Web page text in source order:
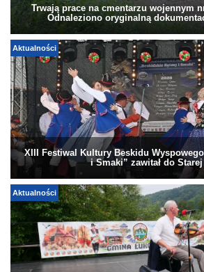
Trwają prace na cmentarzu wojennym
Odnaleziono oryginalną
Aktualności
XIII Festiwal Kultury Beskidu
i Smaki” zawitał do
Aktualności